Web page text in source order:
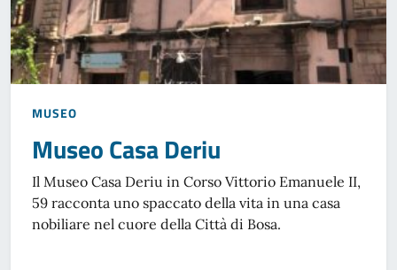
MUSEO
Museo Casa Deriu
Il Museo Casa Deriu in Corso Vittorio Emanuele II,
59 racconta uno spaccato della vita in una casa
nobiliare nel cuore della Città di Bosa.